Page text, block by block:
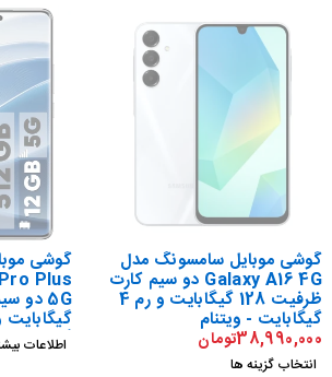
گوشی موبایل سامسونگ مدل
Galaxy A16 4G دو سیم کارت
ظرفیت 128 گیگابایت و رم 4
گیگابایت - ویتنام
38,990,000تومان
انتخاب گزینه ها
گوشی
Plus
گلوبال
اطلاعات